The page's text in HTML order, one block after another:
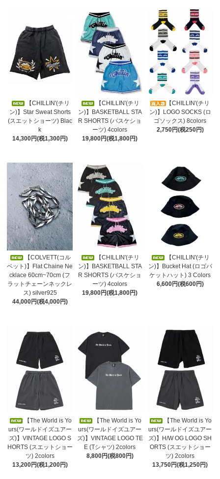
【CHILLIN'(チリ
ン)】Star Sweat Shorts
(スエットショーツ) Blac
k
14,300円(税1,300円)
【CHILLIN'(チリ
ン)】BASKETBALL STA
R SHORTS (バスケショ
ーツ) 4colors
19,800円(税1,800円)
【CHILLIN'(チリ
ン)】LOGO SOCKS (ロ
ゴソックス) 8colors
2,750円(税250円)
【COLVETT(コル
ベット)】Flat Chaine Ne
cklace 60cm~70cm (フ
ラットチェーンネックレ
ス) silver925
44,000円(税4,000円)
【CHILLIN'(チリ
ン)】BASKETBALL STA
R SHORTS (バスケショ
ーツ) 4colors
19,800円(税1,800円)
【CHILLIN'(チリ
ン)】Bucket Hat (ロゴバ
ケットハット) 3 Colors
6,600円(税600円)
【The World is Yo
urs(ワールドイズユアー
ズ)】VINTAGE LOGO S
HORTS (スエットショー
ツ) 2colors
13,200円(税1,200円)
【The World is Yo
urs(ワールドイズユアー
ズ)】VINTAGE LOGO TE
E (Tシャツ) 2colors
8,800円(税800円)
【The World is Yo
urs(ワールドイズユアー
ズ)】H/W OG LOGO SH
ORTS (スエットショー
ツ) 2colors
13,750円(税1,250円)